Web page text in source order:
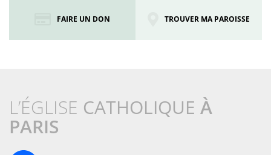
FAIRE UN DON TROUVER MA PAROISSE
L’ÉGLISE CATHOLIQUE À
PARIS